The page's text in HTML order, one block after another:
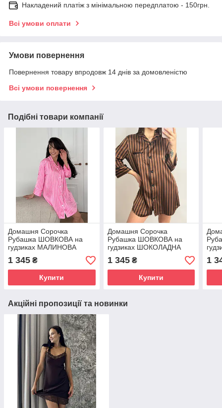
Накладений платіж з мінімальною передплатою - 150грн.
Всі умови оплати
Умови повернення
Повернення товару впродовж 14 днів за домовленістю
Всі умови повернення
Подібні товари компанії
Домашня Сорочка
Рубашка ШОВКОВА на
гудзиках МАЛИНОВА
СМУЖКА 058/21
1 345 ₴
Купити
Домашня Сорочка
Рубашка ШОВКОВА на
гудзиках ШОКОЛАДНА
СМУЖКА 058/21
1 345₴
Купити
1
Акційні пропозиції та новинки